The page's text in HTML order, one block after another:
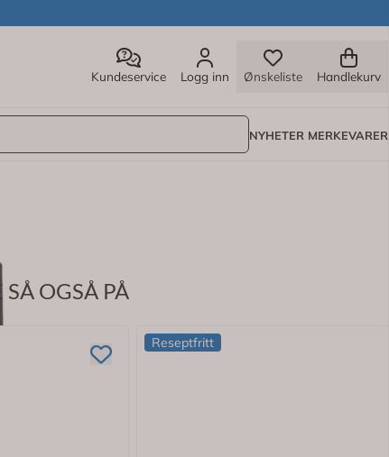
Kundeservice Logg inn Ønskeliste Handlekurv
NYHETER MERKEVARER
OGSÅ PÅ
Reseptfritt
bakverk og desserter. Oljen kan også tilsettes